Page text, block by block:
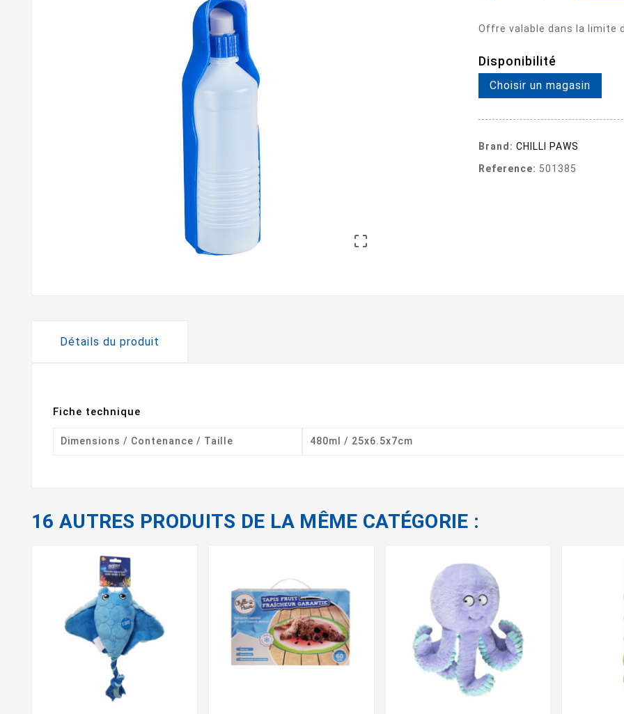

Offre valable dans la limite
Disponibilité
Choisir un magasin
Brand: CHILLI PAWS
Reference: 501385
Détails du produit
Fiche technique
Dimensions / Contenance / Taille 480ml / 25x6.5x7cm
16 AUTRES PRODUITS DE LA MÊME CATÉGORIE :